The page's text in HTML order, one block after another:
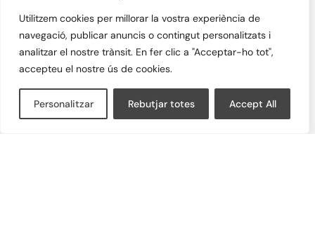
Utilitzem cookies per millorar la vostra experiència de
navegació, publicar anuncis o contingut personalitzats i
analitzar el nostre trànsit. En fer clic a "Acceptar-ho tot",
accepteu el nostre ús de cookies.
Personalitzar Rebutjar totes Accept All
 info@aridsanoia.com
 93 806 82 00
 Horario